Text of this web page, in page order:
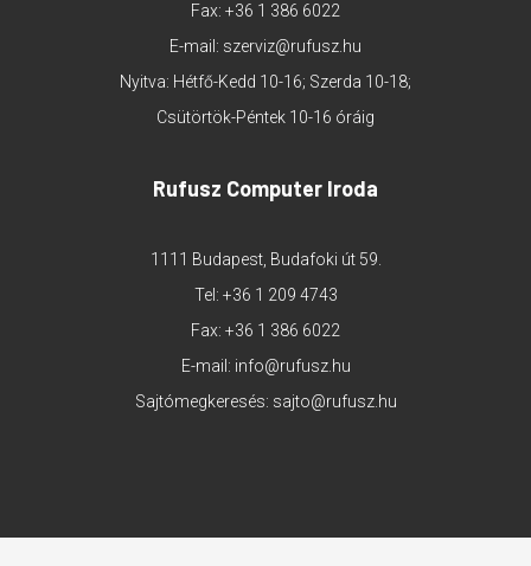
Fax: +36 1 386 6022
E-mail: szerviz@rufusz.hu
Nyitva: Hétfő-Kedd 10-16; Szerda 10-18;
Csütörtök-Péntek 10-16 óráig
Rufusz Computer Iroda
1111 Budapest, Budafoki út 59.
Tel: +36 1 209 4743
Fax: +36 1 386 6022
E-mail: info@rufusz.hu
Sajtómegkeresés: sajto@rufusz.hu